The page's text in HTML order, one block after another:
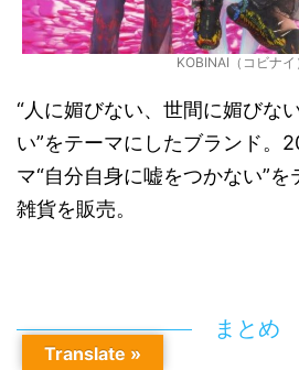
KOBINAI（コビナイ
“人に媚びない、世間に媚びな
い”をテーマにしたブランド。
マ“自分自身に嘘をつかない”
雑貨を販売。
まとめ
Translate »